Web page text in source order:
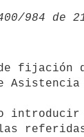
984 de
las